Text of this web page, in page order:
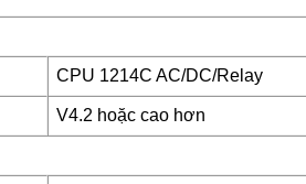
CPU 1214C AC/DC/Relay
V4.2 hoặc cao hơn